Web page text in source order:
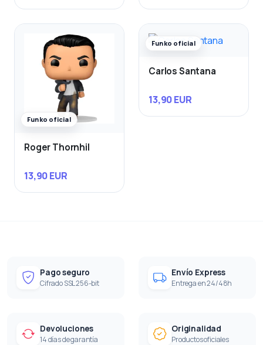
Funko oficial
Roger Thornhil
13,90 EUR
Funko oficial
Carlos Santana
13,90 EUR
Pago seguro
Cifrado SSL 256-bit
Envío Express
Entrega en 24/48h
Devoluciones
14 días de garantía
Originalidad
Productos oficiales